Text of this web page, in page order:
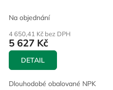
Na objednání
4 650,41 Kč bez DPH
5 627 Kč
DETAIL
Dlouhodobé obalované NPK